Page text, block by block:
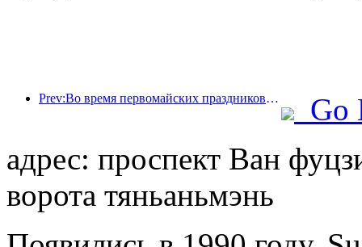
Prev:Во время первомайских праздников по железной дороге в дельте реки Янцзы было перевезено более 21,38 миллиона пассажиров.
Go
адрес: проспект Ван
ворота тяньаньмэнь